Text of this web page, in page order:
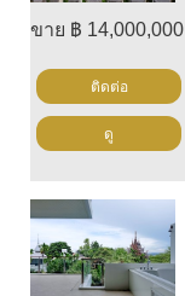
ขาย ฿ 14,000,000
ติดต่อ
ดู